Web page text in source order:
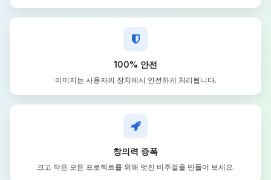
100% 안전
이미지는 사용자의 장치에서 안전하게 처리됩니다.
창의력 증폭
크고 작은 모든 프로젝트를 위해 멋진 비주얼을 만들어 보세요.